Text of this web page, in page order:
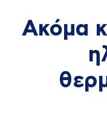
Ακόμα